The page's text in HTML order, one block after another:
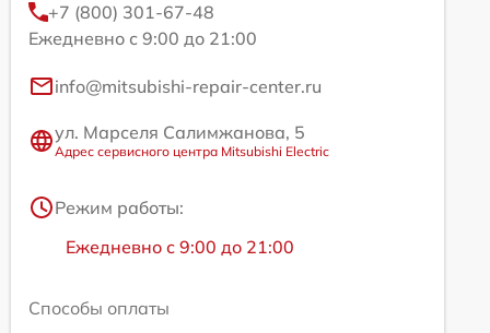
+7 (800) 301-67-48
Ежедневно с 9:00 до 21:00
info@mitsubishi-repair-center.ru
ул. Марселя Салимжанова, 5
Адрес сервисного центра Mitsubishi Electric
Режим работы:
Ежедневно с 9:00 до 21:00
Способы оплаты